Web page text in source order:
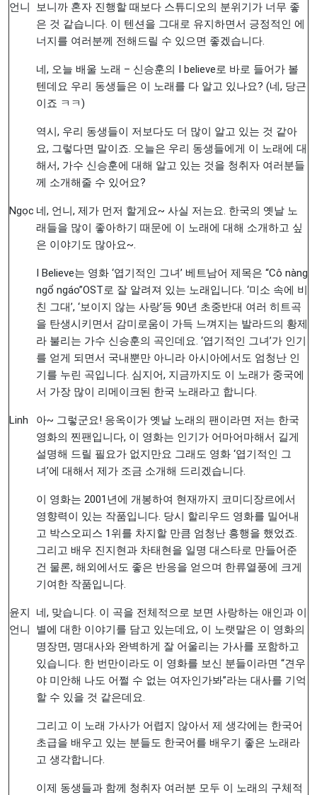
언니
보니까 혼자 진행할 때보다 스튜디오의 분위기가 너무 좋
은 것 같습니다. 이 텐션을 그대로 유지하면서 긍정적인 에
너지를 여러분께 전해드릴 수 있으면 좋겠습니다.
네, 오늘 배울 노래 – 신승훈의 I believe로 바로 들어가 볼
텐데요 우리 동생들은 이 노래를 다 알고 있나요? (네, 당근
이죠 ㅋㅋ)
역시, 우리 동생들이 저보다도 더 많이 알고 있는 것 같아
요, 그렇다면 말이죠. 오늘은 우리 동생들에게 이 노래에 대
해서, 가수 신승훈에 대해 알고 있는 것을 청취자 여러분들
께 소개해줄 수 있어요?
Ngọc 네, 언니, 제가 먼저 할게요~ 사실 저는요. 한국의 옛날 노
래들을 많이 좋아하기 때문에 이 노래에 대해 소개하고 싶
은 이야기도 많아요~.
I Believe는 영화 ‘엽기적인 그녀’ 베트남어 제목은 “Cô nàng
ngổ ngáo”OST로 잘 알려져 있는 노래입니다. ‘미소 속에 비
친 그대’, ‘보이지 않는 사랑’등 90년 초중반대 여러 히트곡
을 탄생시키면서 감미로움이 가득 느껴지는 발라드의 황제
라 불리는 가수 신승훈의 곡인데요. ‘엽기적인 그녀’가 인기
를 얻게 되면서 국내뿐만 아니라 아시아에서도 엄청난 인
기를 누린 곡입니다. 심지어, 지금까지도 이 노래가 중국에
서 가장 많이 리메이크된 한국 노래라고 합니다.
Linh
아~ 그렇군요! 응옥이가 옛날 노래의 팬이라면 저는 한국
영화의 찐팬입니다, 이 영화는 인기가 어마어마해서 길게
설명해 드릴 필요가 없지만요 그래도 영화 ‘엽기적인 그
녀’에 대해서 제가 조금 소개해 드리겠습니다.
이 영화는 2001년에 개봉하여 현재까지 코미디장르에서
영향력이 있는 작품입니다. 당시 할리우드 영화를 밀어내
고 박스오피스 1위를 차지할 만큼 엄청난 흥행을 했었죠.
그리고 배우 진지현과 차태현을 일명 대스타로 만들어준
건 물론, 해외에서도 좋은 반응을 얻으며 한류열풍에 크게
기여한 작품입니다.
윤지
언니
네, 맞습니다. 이 곡을 전체적으로 보면 사랑하는 애인과 이
별에 대한 이야기를 담고 있는데요, 이 노랫말은 이 영화의
명장면, 명대사와 완벽하게 잘 어울리는 가사를 포함하고
있습니다. 한 번만이라도 이 영화를 보신 분들이라면 “견우
야 미안해 나도 어쩔 수 없는 여자인가봐”라는 대사를 기억
할 수 있을 것 같은데요.
그리고 이 노래 가사가 어렵지 않아서 제 생각에는 한국어
초급을 배우고 있는 분들도 한국어를 배우기 좋은 노래라
고 생각합니다.
이제 동생들과 함께 청취자 여러분 모두 이 노래의 구체적